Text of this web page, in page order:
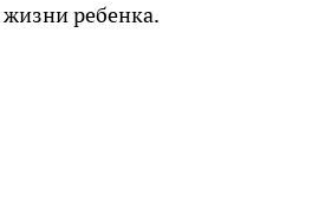
ребенка.